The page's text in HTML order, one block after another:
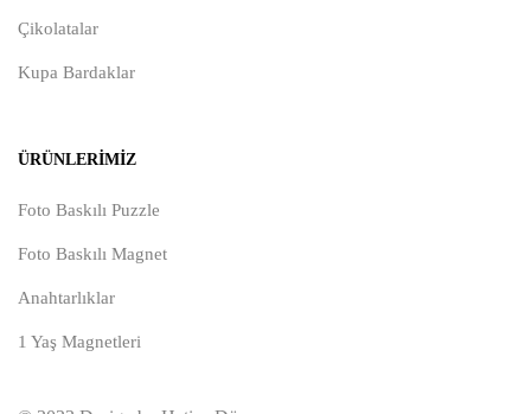
Çikolatalar
Kupa Bardaklar
ÜRÜNLERIMIZ
Foto Baskılı Puzzle
Foto Baskılı Magnet
Anahtarlıklar
1 Yaş Magnetleri